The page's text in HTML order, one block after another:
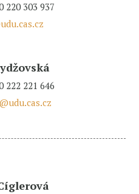
220 303 937
222 221 646